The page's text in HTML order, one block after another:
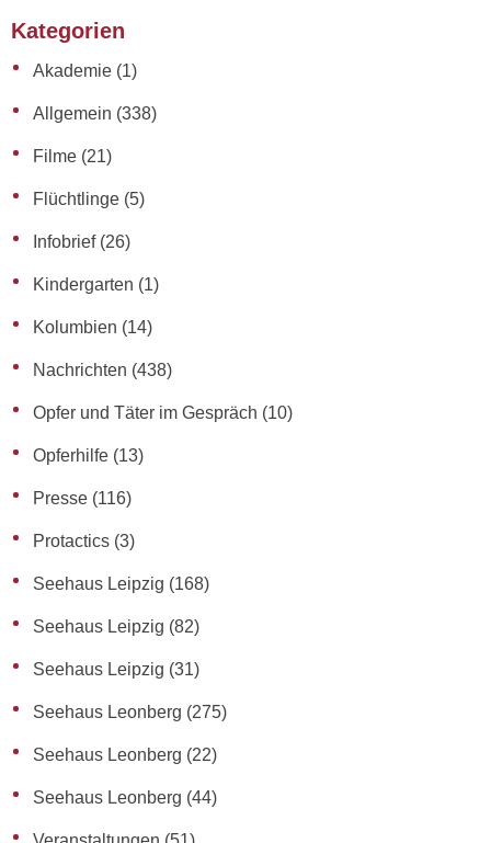
Kategorien
Akademie (1)
Allgemein (338)
Filme (21)
Flüchtlinge (5)
Infobrief(26)
Kindergarten (1)
Kolumbien (14)
Nachrichten (438)
Opfer und Täter im Gespräch (10)
Opferhilfe (13)
Presse (116)
Protactics (3)
Seehaus Leipzig (168)
Seehaus Leipzig (82)
Seehaus Leipzig (31)
Seehaus Leonberg (275)
Seehaus Leonberg (22)
Seehaus Leonberg (44)